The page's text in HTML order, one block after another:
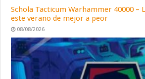
Schola Tacticum Warhammer 40000 –
este verano de mejor a peor
08/08/2026